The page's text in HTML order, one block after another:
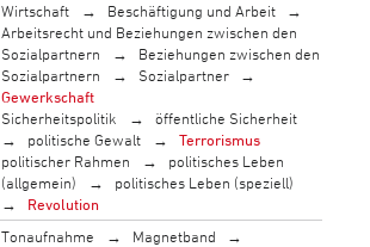
Wirtschaft
Beschäftigung und Arbeit
Arbeitsrecht und Beziehungen zwischen den
Sozialpartnern
Beziehungen zwischen den
Sozialpartnern
Sozialpartner
Gewerkschaft
Sicherheitspolitik
öffentliche Sicherheit
politische Gewalt
Terrorismus
politischer Rahmen
politisches Leben
(allgemein)
politisches Leben (speziell)
Revolution
Tonaufnahme
Magnetband